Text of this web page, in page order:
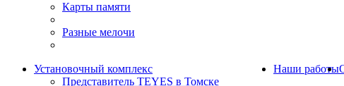
Карты памяти
Разные мелочи
Установочный комплекс
Представитель TEYES в Томске
Наши работы